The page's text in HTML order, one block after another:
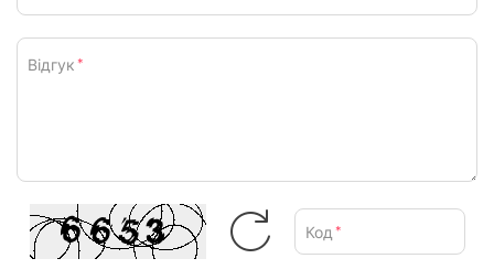
Відгук *
Код *